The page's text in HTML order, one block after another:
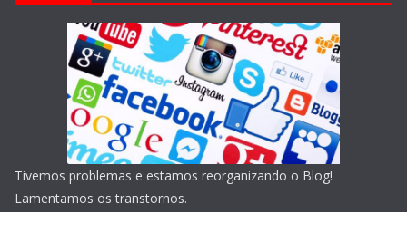
Tivemos problemas e estamos reorganizando o Blog!
Lamentamos os transtornos.